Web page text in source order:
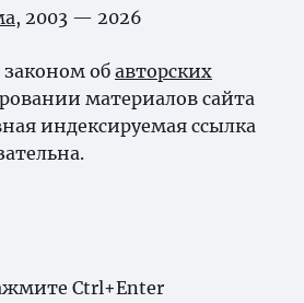
, 2003 — 2026
законом об авторских
материалов сайта
индексируемая ссылка
Ctrl+Enter